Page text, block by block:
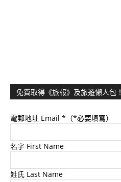
免費取得《旅報》及旅遊懶人包！
電郵地址 Email *（*必要填寫）
名字 First Name
姓氏 Last Name